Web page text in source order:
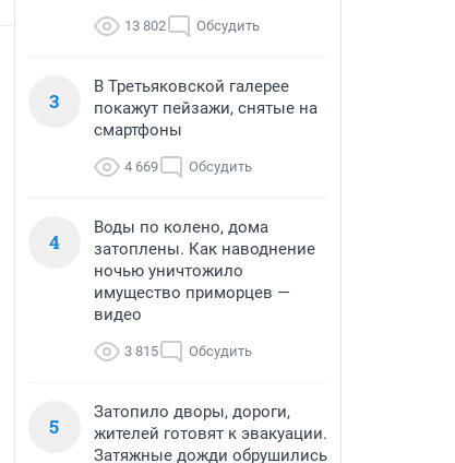
13 802 Обсудить
3
В Третьяковской галерее
покажут пейзажи, снятые на
смартфоны
4 669 Обсудить
4
Воды по колено, дома
затоплены. Как наводнение
ночью уничтожило
имущество приморцев —
видео
3 815 Обсудить
5
Затопило дворы, дороги,
жителей готовят к эвакуации.
Затяжные дожди обрушились